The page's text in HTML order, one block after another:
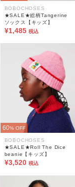
BOBOCHOSES
★SALE★総柄Tangerine
ソックス【キッズ】
¥1,485 税込
60% OFF
BOBOCHOSES
★SALE★Roll The Dice
beanie【キッズ】
¥3,520 税込